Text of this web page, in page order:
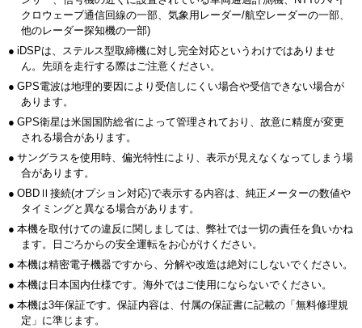
クロウェーブ通信回線の一部、気象用レーダー/航空レーダーの一部、
他のレーダー探知機の一部)
● iDSPは、ステルス型取締機に対し完全対応というわけではありませ
ん。先頭を走行する際はご注意ください。
● GPS電波は地理的要因により受信しにくい場合や受信できない場合が
あります。
● GPS衛星は米国国防総省によって管理されており、故意に精度が変更
される場合があります。
● サングラスを使用時、偏光特性により、表示が見えなくなってしまう場
合があります。
● OBDⅡ接続(オプション対応)で表示する内容は、純正メーターの数値や
タイミングと異なる場合があります。
● 本機を取付けての違反に関しましては、弊社では一切の責任を負いかね
ます。日ごろからの安全運転をお心がけください。
● 本機は精密電子機器ですから、分解や改造は絶対にしないでください。
● 本機は日本国内仕様です。海外ではご使用にならないでください。
● 本機は3年保証です。保証内容は、付属の保証書に記載の「無料修理規
定」に準じます。